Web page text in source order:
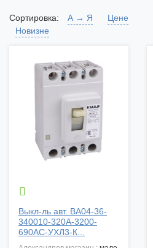
Сортировка: А → Я
Цене
Новизне

Выкл-ль авт. ВА04-36-
340010-320А-3200-
690AC-УХЛ3-К...